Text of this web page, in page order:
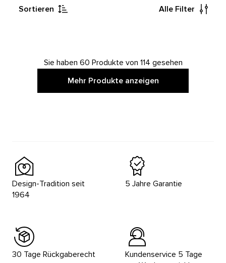
Sortieren Alle Filter
Sie haben 60 Produkte von 114 gesehen
Mehr Produkte anzeigen
Design-Tradition seit
1964
5 Jahre Garantie
30 Tage Rückgaberecht
Kundenservice 5 Tage